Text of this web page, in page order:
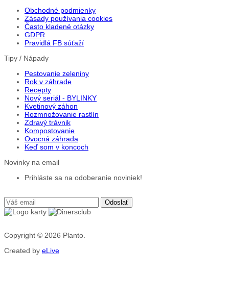
Obchodné podmienky
Zásady používania cookies
Často kladené otázky
GDPR
Pravidlá FB súťaží
Tipy / Nápady
Pestovanie zeleniny
Rok v záhrade
Recepty
Nový seriál - BYLINKY
Kvetinový záhon
Rozmnožovanie rastlín
Zdravý trávnik
Kompostovanie
Ovocná záhrada
Keď som v koncoch
Novinky na email
Prihláste sa na odoberanie noviniek!
Copyright © 2026 Planto.
Created by eLive